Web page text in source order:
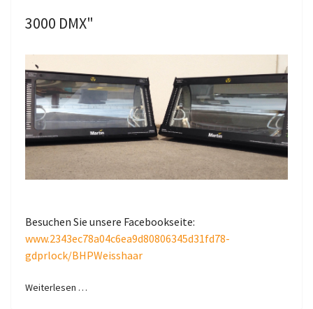
3000 DMX"
Besuchen Sie unsere Facebookseite:
www.2343ec78a04c6ea9d80806345d31fd78-
gdprlock/BHPWeisshaar
Weiterlesen …